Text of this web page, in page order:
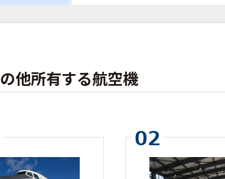
その他所有する航空機